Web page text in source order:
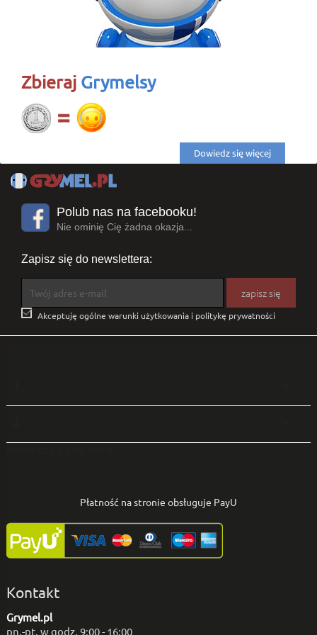
Zbieraj Grymelsy
Dowiedz się więcej
Polub nas na facebooku!
Nie ominię Cię żadna okazja...
Zapisz się do newslettera:
 Akceptuję ogólne warunki użytkowania i politykę prywatności
Płatność na stronie obsługuje PayU
Kontakt
Grymel.pl
pn.-pt. w godz. 9:00 - 16:00